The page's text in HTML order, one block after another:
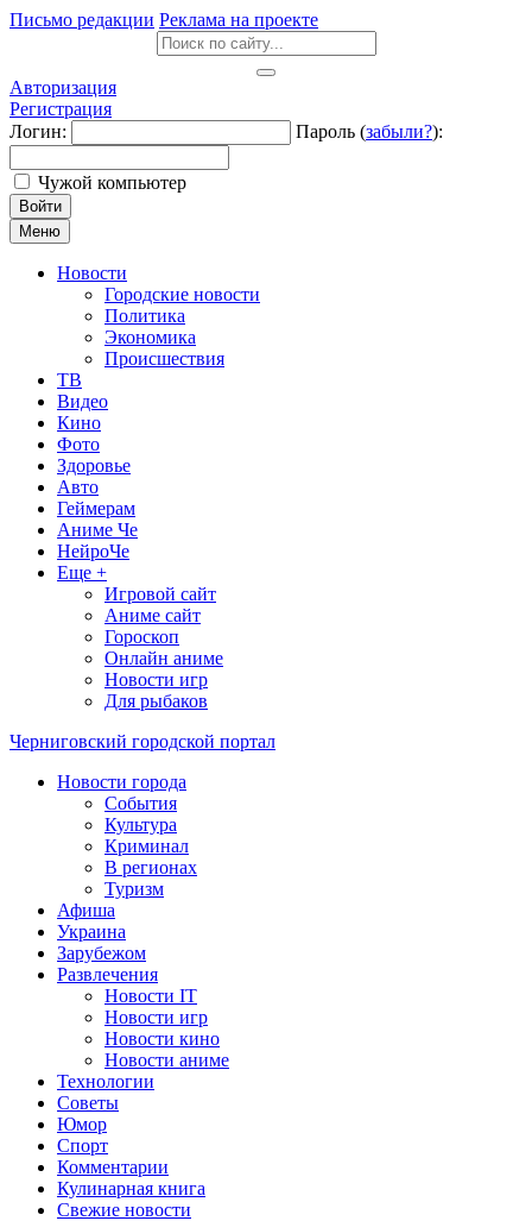
Письмо редакции Реклама на проекте
Авторизация
Регистрация
Логин:
Пароль (забыли?):
Чужой компьютер
Войти
Меню
Новости
Городские новости
Политика
Экономика
Происшествия
ТВ
Видео
Кино
Фото
Здоровье
Авто
Геймерам
Аниме Че
НейроЧе
Еще +
Игровой сайт
Аниме сайт
Гороскоп
Онлайн аниме
Новости игр
Для рыбаков
Черниговский городской портал
Новости города
События
Культура
Криминал
В регионах
Туризм
Афиша
Украина
Зарубежом
Развлечения
Новости IT
Новости игр
Новости кино
Новости аниме
Технологии
Советы
Юмор
Спорт
Комментарии
Кулинарная книга
Свежие новости